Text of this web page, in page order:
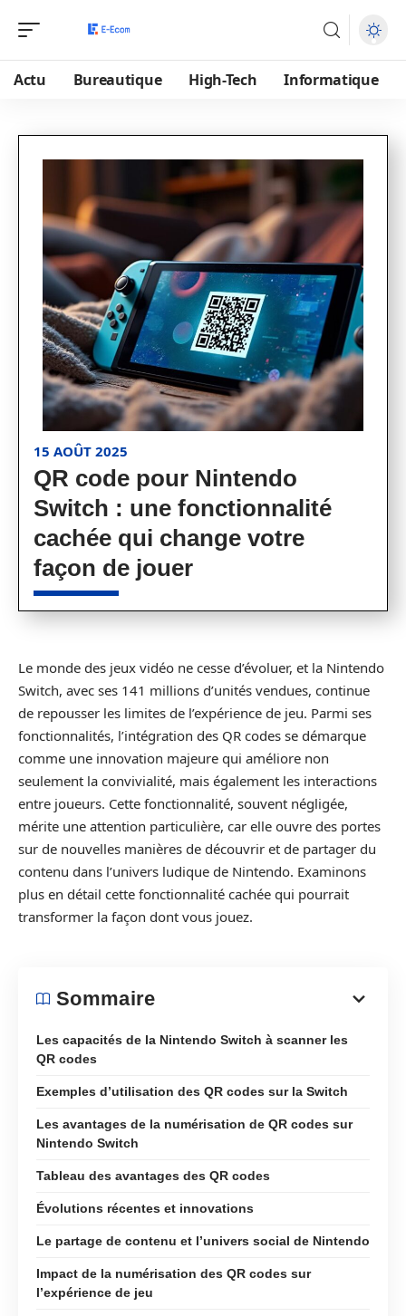
Actu Bureautique High-Tech Informatique
15 AOÛT 2025
QR code pour Nintendo
Switch : une fonctionnalité
cachée qui change votre
façon de jouer
Le monde des jeux vidéo ne cesse d’évoluer, et la Nintendo
Switch, avec ses 141 millions d’unités vendues, continue
de repousser les limites de l’expérience de jeu. Parmi ses
fonctionnalités, l’intégration des QR codes se démarque
comme une innovation majeure qui améliore non
seulement la convivialité, mais également les interactions
entre joueurs. Cette fonctionnalité, souvent négligée,
mérite une attention particulière, car elle ouvre des portes
sur de nouvelles manières de découvrir et de partager du
contenu dans l’univers ludique de Nintendo. Examinons
plus en détail cette fonctionnalité cachée qui pourrait
transformer la façon dont vous jouez.
Sommaire
Les capacités de la Nintendo Switch à scanner les
QR codes
Exemples d’utilisation des QR codes sur la Switch
Les avantages de la numérisation de QR codes sur
Nintendo Switch
Tableau des avantages des QR codes
Évolutions récentes et innovations
Le partage de contenu et l’univers social de Nintendo
Impact de la numérisation des QR codes sur
l’expérience de jeu